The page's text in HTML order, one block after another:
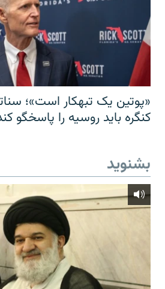
«پوتین یک تبهکار است»؛
کنگره باید روسیه را پاسخگو
بشنوید